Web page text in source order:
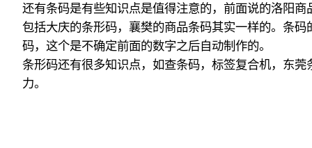
还有条码是有些知识点是值得注意的，前面说的洛阳
包括大庆的条形码，襄樊的商品条码其实一样的。条
码，这个是不确定前面的数字之后自动制作的。
条形码还有很多知识点，如查条码，标签复合机，东
力。